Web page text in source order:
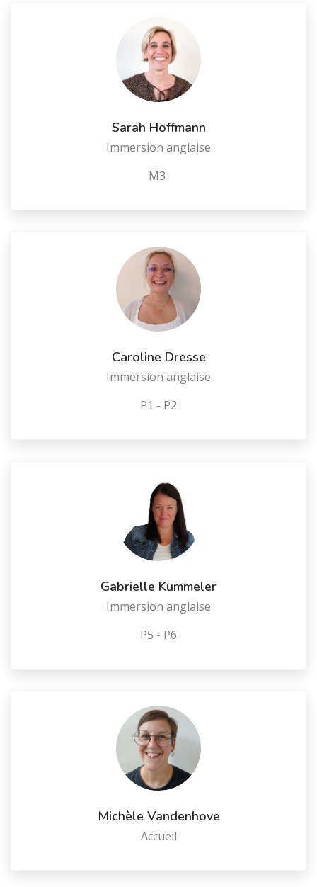
Sarah Hoffmann
Immersion anglaise
M3
Caroline Dresse
Immersion anglaise
P1 - P2
Gabrielle Kummeler
Immersion anglaise
P5 - P6
Michèle Vandenhove
Accueil